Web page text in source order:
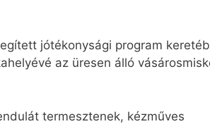
jótékonysági program
az üresen álló
termesztenek, kézműves